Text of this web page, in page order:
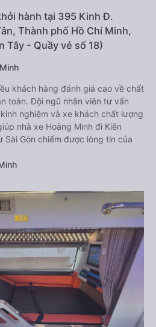
hành tại 395 Kinh Đ.
Thành phố Hồ Chí Minh,
Tây - Quầy vé số 18)
khách hàng đánh giá cao về chất
toàn. Đội ngũ nhân viên tư vấn
nghiệm và xe khách chất lượng
nhà xe Hoàng Minh đi Kiên
Sài Gòn chiếm được lòng tin của